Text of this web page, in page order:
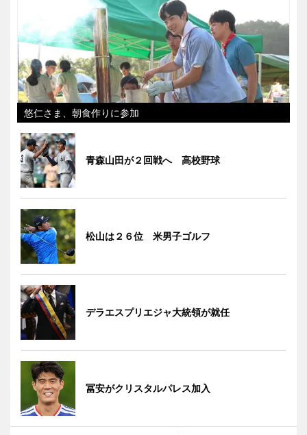
悠仁さま、朝食作りに参加
青森山田が２回戦へ 高校野球
松山は２６位 米男子ゴルフ
デラエスプリエジャ大統領が就任
冨安がクリスタルパレス加入